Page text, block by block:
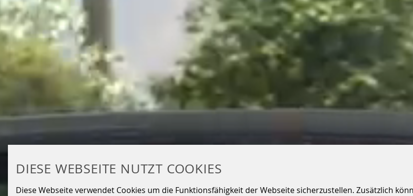
DIESE WEBSEITE NUTZT COOKIES
Diese Webseite verwendet Cookies um die Funktionsfähigkeit der Webseite sicherzustellen. Zusätzlich